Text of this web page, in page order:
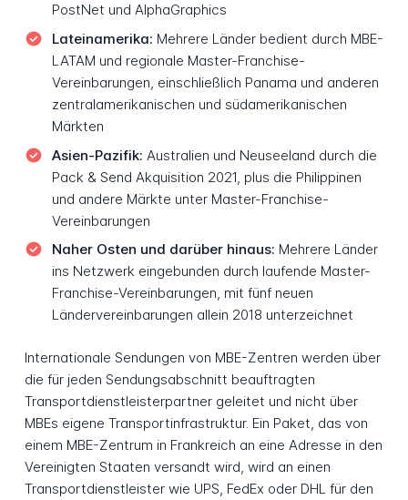
PostNet und AlphaGraphics
Lateinamerika: Mehrere Länder bedient durch MBE-
LATAM und regionale Master-Franchise-
Vereinbarungen, einschließlich Panama und anderen
zentralamerikanischen und südamerikanischen
Märkten
Asien-Pazifik: Australien und Neuseeland durch die
Pack & Send Akquisition 2021, plus die Philippinen
und andere Märkte unter Master-Franchise-
Vereinbarungen
Naher Osten und darüber hinaus: Mehrere Länder
ins Netzwerk eingebunden durch laufende Master-
Franchise-Vereinbarungen, mit fünf neuen
Ländervereinbarungen allein 2018 unterzeichnet
Internationale Sendungen von MBE-Zentren werden über
die für jeden Sendungsabschnitt beauftragten
Transportdienstleisterpartner geleitet und nicht über
MBEs eigene Transportinfrastruktur. Ein Paket, das von
einem MBE-Zentrum in Frankreich an eine Adresse in den
Vereinigten Staaten versandt wird, wird an einen
Transportdienstleister wie UPS, FedEx oder DHL für den